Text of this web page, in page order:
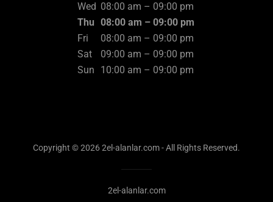
Wed 08:00 am – 09:00 pm
Thu 08:00 am – 09:00 pm
Fri
08:00 am – 09:00 pm
Sat
09:00 am – 09:00 pm
Sun
10:00 am – 09:00 pm
Copyright © 2026 2el-alanlar.com - All Rights Reserved.
2el-alanlar.com